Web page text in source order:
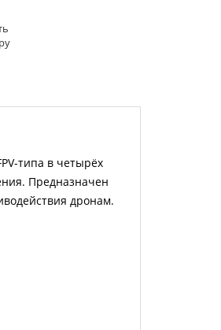
типа в четырёх
Предназначен
дронам.